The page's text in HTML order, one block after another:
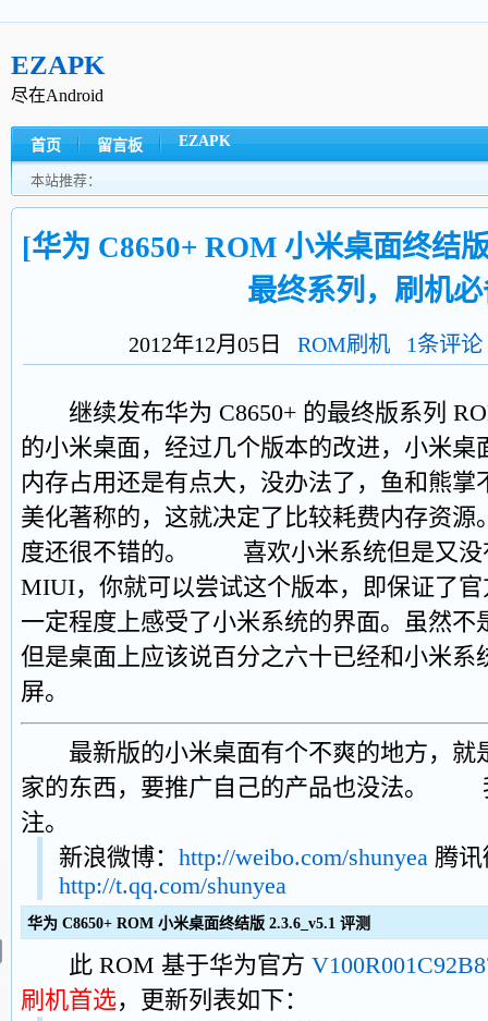
EZAPK
尽在Android
首页 留言板 EZAPK
本站推荐：
[华为 C8650+ ROM 小米桌面终结
最终系列，刷机
2012年12月05日 ROM刷机 1条评论
继续发布华为 C8650+ 的最终版系列
的小米桌面，经过几个版本的改进，小米桌
内存占用还是有点大，没办法了，鱼和熊掌
美化著称的，这就决定了比较耗费内存资源
度还很不错的。 喜欢小米系统但是又没
MIUI，你就可以尝试这个版本，即保证了
一定程度上感受了小米系统的界面。虽然不
但是桌面上应该说百分之六十已经和小米系
屏。
最新版的小米桌面有个不爽的地方，就
家的东西，要推广自己的产品也没法。
注。
新浪微博： http://weibo.com/shunyea 腾
http://t.qq.com/shunyea
华为 C8650+ ROM 小米桌面终结版 2.3.6_v5.1 评测
此 ROM 基于华为官方
刷机首选，更新列表如下：